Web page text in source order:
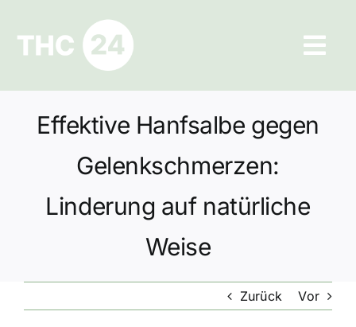
springen
Ratgeber
Datenschutz
Effektive Hanfsalbe gegen
Gelenkschmerzen:
Linderung auf natürliche
Weise
Zurück Vor